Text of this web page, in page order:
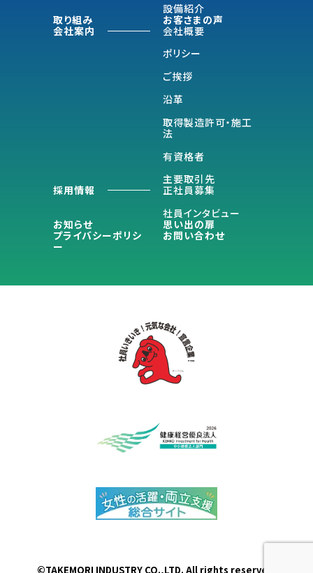
設備紹介
取り組み
お客さまの声
会社案内
会社概要
ポリシー
ご挨拶
沿革
取得製造許可・施工
法
有資格者
主要取引先
採用情報
正社員募集
社員インタビュー
お知らせ
思い出の扉
プライバシーポリシ
ー
お問い合わせ
©TAKEMORI INDUSTRY CO.,LTD. All rights reserved.